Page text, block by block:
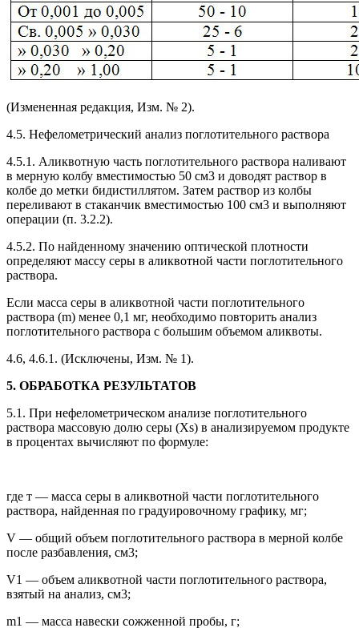
(Измененная редакция, Изм. № 2).
4.5. Нефелометрический анализ поглотительного раствора
4.5.1. Аликвотную часть поглотительного раствора наливают
в мерную колбу вместимостью 50 см3 и доводят раствор в
колбе до метки бидистиллятом. Затем раствор из колбы
переливают в стаканчик вместимостью 100 см3 и выполняют
операции (п. 3.2.2).
4.5.2. По найденному значению оптической плотности
определяют массу серы в аликвотной части поглотительного
раствора.
Если масса серы в аликвотной части поглотительного
раствора (m) менее 0,1 мг, необходимо повторить анализ
поглотительного раствора с большим объемом аликвоты.
4.6, 4.6.1. (Исключены, Изм. № 1).
5. ОБРАБОТКА РЕЗУЛЬТАТОВ
5.1. При нефелометрическом анализе поглотительного
раствора массовую долю серы (Xs) в анализируемом продукте
в процентах вычисляют по формуле:
где т — масса серы в аликвотной части поглотительного
раствора, найденная по градуировочному графику, мг;
V — общий объем поглотительного раствора в мерной колбе
после разбавления, см3;
V1 — объем аликвотной части поглотительного раствора,
взятый на анализ, см3;
m1 — масса навески сожженной пробы, г;